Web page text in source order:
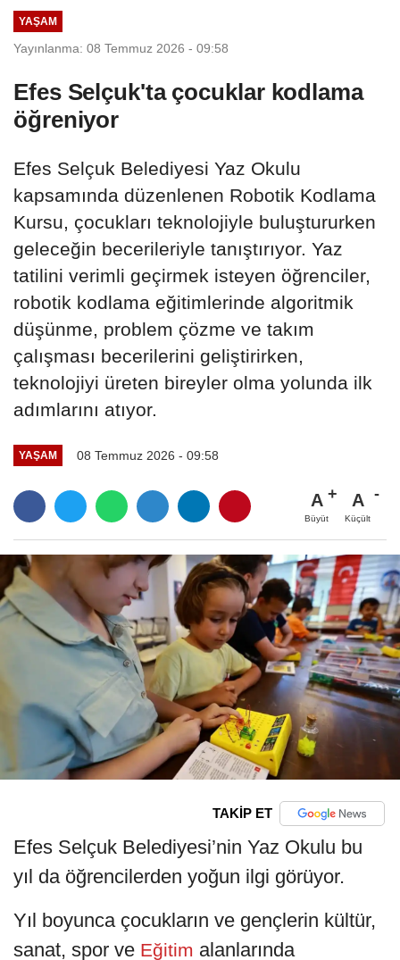
YAŞAM
Yayınlanma: 08 Temmuz 2026 - 09:58
Efes Selçuk'ta çocuklar kodlama
öğreniyor
Efes Selçuk Belediyesi Yaz Okulu
kapsamında düzenlenen Robotik Kodlama
Kursu, çocukları teknolojiyle buluştururken
geleceğin becerileriyle tanıştırıyor. Yaz
tatilini verimli geçirmek isteyen öğrenciler,
robotik kodlama eğitimlerinde algoritmik
düşünme, problem çözme ve takım
çalışması becerilerini geliştirirken,
teknolojiyi üreten bireyler olma yolunda ilk
adımlarını atıyor.
YAŞAM 08 Temmuz 2026 - 09:58
A
Büyüt
A
Küçült
TAKİP ET
Efes Selçuk Belediyesi’nin Yaz Okulu bu
yıl da öğrencilerden yoğun ilgi görüyor.
Yıl boyunca çocukların ve gençlerin kültür,
sanat, spor ve Eğitim alanlarında